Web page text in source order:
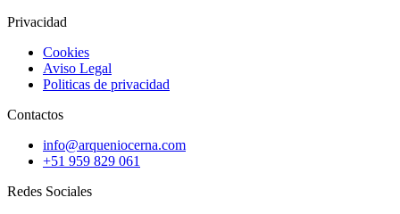
Privacidad
Cookies
Aviso Legal
Politicas de privacidad
Contactos
info@arqueniocerna.com
+51 959 829 061
Redes Sociales